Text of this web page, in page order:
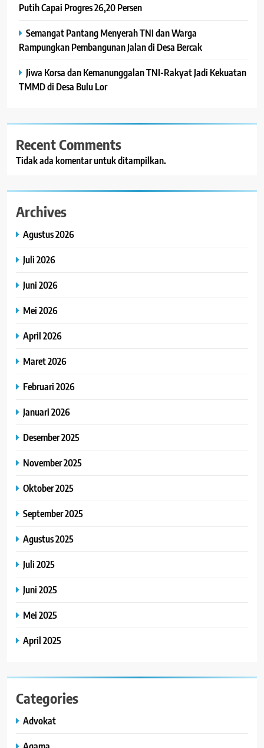
Putih Capai Progres 26,20 Persen
Semangat Pantang Menyerah TNI dan Warga
Rampungkan Pembangunan Jalan di Desa Bercak
Jiwa Korsa dan Kemanunggalan TNI-Rakyat Jadi Kekuatan
TMMD di Desa Bulu Lor
Recent Comments
Tidak ada komentar untuk ditampilkan.
Archives
Agustus 2026
Juli 2026
Juni 2026
Mei 2026
April 2026
Maret 2026
Februari 2026
Januari 2026
Desember 2025
November 2025
Oktober 2025
September 2025
Agustus 2025
Juli 2025
Juni 2025
Mei 2025
April 2025
Categories
Advokat